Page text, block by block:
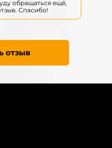
обращаться ещё,
Спасибо!
отзыв